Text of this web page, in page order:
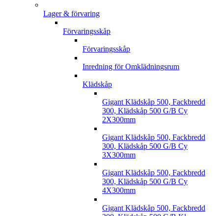
Lager & förvaring
Förvaringsskåp
Förvaringsskåp
Inredning för Omklädningsrum
Klädskåp
Gigant Klädskåp 500, Fackbredd
300, Klädskåp 500 G/B Cy
2X300mm
Gigant Klädskåp 500, Fackbredd
300, Klädskåp 500 G/B Cy
3X300mm
Gigant Klädskåp 500, Fackbredd
300, Klädskåp 500 G/B Cy
4X300mm
Gigant Klädskåp 500, Fackbredd